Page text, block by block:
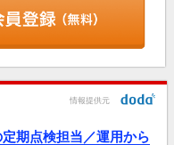
情報提供元
期点検担当／運用から